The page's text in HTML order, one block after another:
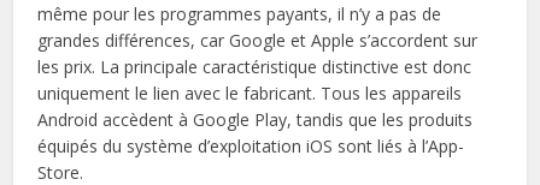
même pour les programmes payants, il n’y a pas de
grandes différences, car Google et Apple s’accordent sur
les prix. La principale caractéristique distinctive est donc
uniquement le lien avec le fabricant. Tous les appareils
Android accèdent à Google Play, tandis que les produits
équipés du système d’exploitation iOS sont liés à l’App-
Store.